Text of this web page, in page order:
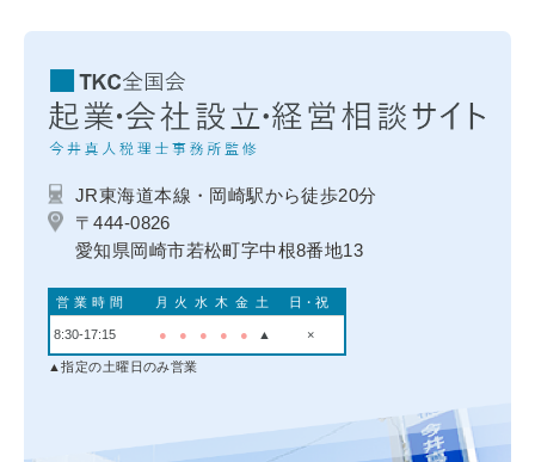
JR東海道本線・岡崎駅から徒歩20分
〒444-0826
愛知県岡崎市若松町字中根8番地13
営業時間 月 火 水 木 金 土 日・祝
8:30-17:15 ● ● ● ● ● ▲ ×
▲指定の土曜日のみ営業